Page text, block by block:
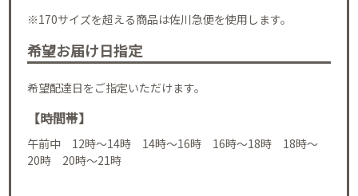
※170サイズを超える商品は佐川急便を使用します。
希望お届け日指定
希望配達日をご指定いただけます。
【時間帯】
午前中 12時～14時 14時～16時 16時～18時 18時～
20時 20時～21時